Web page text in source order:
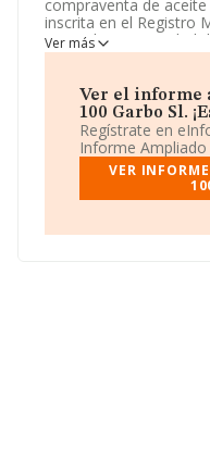
compraventa de
inscrita en el Registro
Limitada. La actividad
a 'Recogida de
exteriores.
La sociedadAceites
su domicilio social
Cayuelas núm. 68 1
Comunidad Valenciana.
hasta 2.025
Ver más
Ver el informe
100 Garbo Sl.
Regístrate en
Informe
VER